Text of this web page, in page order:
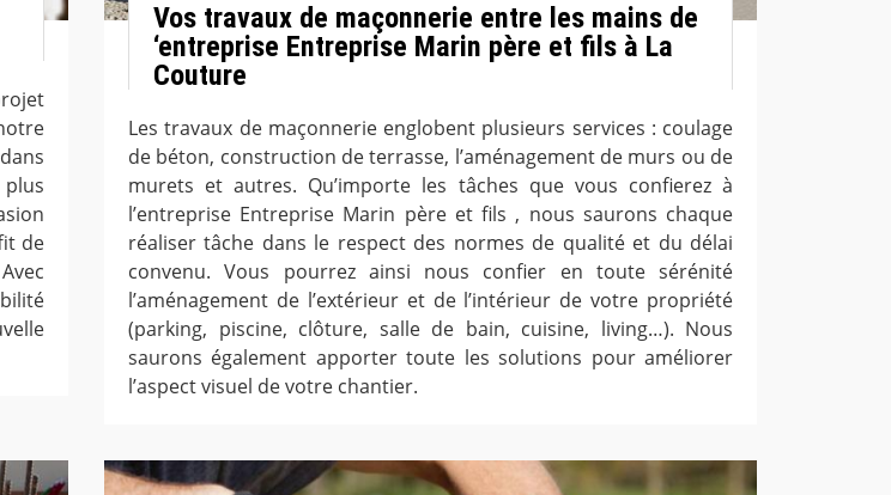
de
Vos travaux de maçonnerie entre les mains de
‘entreprise Entreprise Marin père et fils à La
Couture
Les travaux de maçonnerie englobent plusieurs services : coulage
de béton, construction de terrasse, l’aménagement de murs ou de
murets et autres. Qu’importe les tâches que vous confierez à
l’entreprise Entreprise Marin père et fils , nous saurons chaque
réaliser tâche dans le respect des normes de qualité et du délai
convenu. Vous pourrez ainsi nous confier en toute sérénité
l’aménagement de l’extérieur et de l’intérieur de votre propriété
(parking, piscine, clôture, salle de bain, cuisine, living…). Nous
saurons également apporter toute les solutions pour améliorer
l’aspect visuel de votre chantier.